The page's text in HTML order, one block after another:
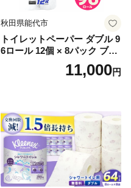
秋田県能代市
トイレットペーパー ダブル 9
6ロール 12個 × 8パック ブラ
ンカ 再生紙 100％ 芯あり 日
用品 消耗品 無香料 生活用品
11,000円